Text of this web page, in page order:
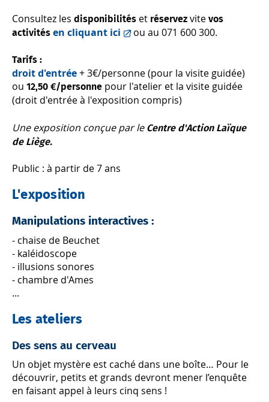
Consultez les disponibilités et réservez vite vos
activités en cliquant ici ou au 071 600 300.
Tarifs :
droit d'entrée+ 3€/personne (pour la visite guidée)
ou 12,50 €/personne pour l'atelier et la visite guidée
(droit d'entrée à l'exposition compris)
Une exposition conçue par le Centre d'Action Laïque
de Liège.
Public : à partir de 7 ans
L'exposition
Manipulations interactives :
- chaise de Beuchet
- kaléidoscope
- illusions sonores
- chambre d'Ames
...
Les ateliers
Des sens au cerveau
Un objet mystère est caché dans une boîte… Pour le
découvrir, petits et grands devront mener l’enquête
en faisant appel à leurs cinq sens !